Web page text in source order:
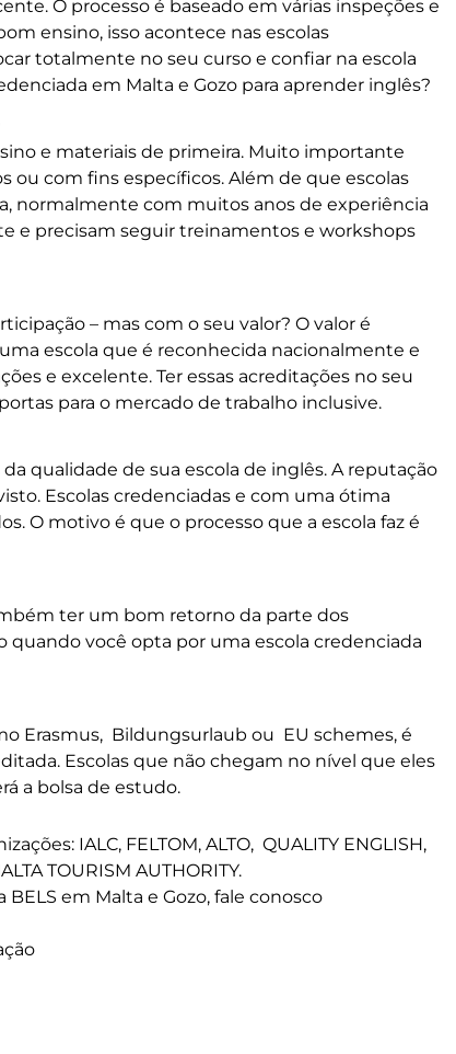
O processo é baseado em várias inspeções e
ensino, isso acontece nas escolas
totalmente no seu curso e confiar na escola
em Malta e Gozo para aprender inglês?
e materiais de primeira. Muito importante
ou com fins específicos. Além de que escolas
normalmente com muitos anos de experiência
e precisam seguir treinamentos e workshops
– mas com o seu valor? O valor é
escola que é reconhecida nacionalmente e
e excelente. Ter essas acreditações no seu
para o mercado de trabalho inclusive.
qualidade de sua escola de inglês. A reputação
Escolas credenciadas e com uma ótima
O motivo é que o processo que a escola faz é
ter um bom retorno da parte dos
você opta por uma escola credenciada
Erasmus, Bildungsurlaub ou EU schemes, é
Escolas que não chegam no nível que eles
a bolsa de estudo.
IALC, FELTOM, ALTO, QUALITY ENGLISH,
TOURISM AUTHORITY.
em Malta e Gozo, fale conosco